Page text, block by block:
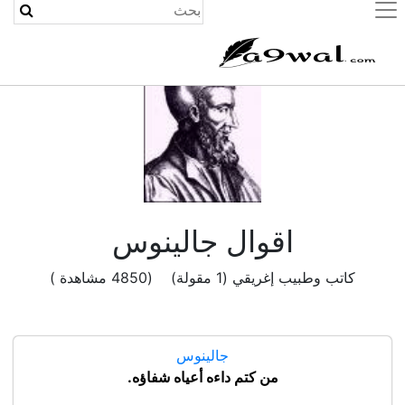
(current)
اقوال جالينوس
كاتب وطبيب إغريقي (1 مقولة) (4850 مشاهدة )
جالينوس
من كتم داءه أعياه شفاؤه.